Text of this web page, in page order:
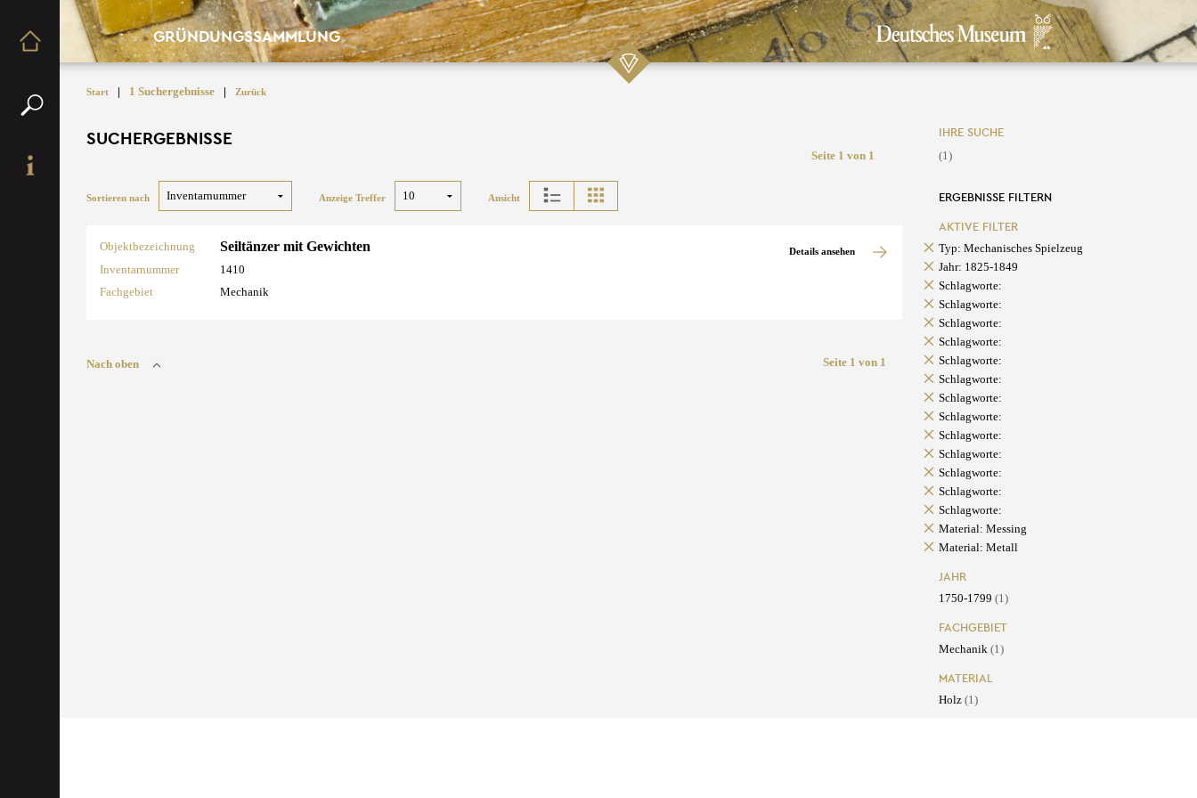
GRÜNDUNGSSAMMLUNG
Start | 1 Suchergebnisse | Zurück
SUCHERGEBNISSE
Seite 1 von 1
Sortieren nach Anzeige Treffer Ansicht
Objektbezeichnung Seiltänzer mit Gewichten
Inventarnummer
1410
Fachgebiet
Mechanik
Details ansehen
Nach oben Seite 1 von 1
IHRE SUCHE
(1)
ERGEBNISSE FILTERN
AKTIVE FILTER
Typ: Mechanisches Spielzeug
Jahr: 1825-1849
Schlagworte:
Schlagworte:
Schlagworte:
Schlagworte:
Schlagworte:
Schlagworte:
Schlagworte:
Schlagworte:
Schlagworte:
Schlagworte:
Schlagworte:
Schlagworte:
Schlagworte:
Material: Messing
Material: Metall
JAHR
1750-1799 (1)
FACHGEBIET
Mechanik (1)
MATERIAL
Holz (1)